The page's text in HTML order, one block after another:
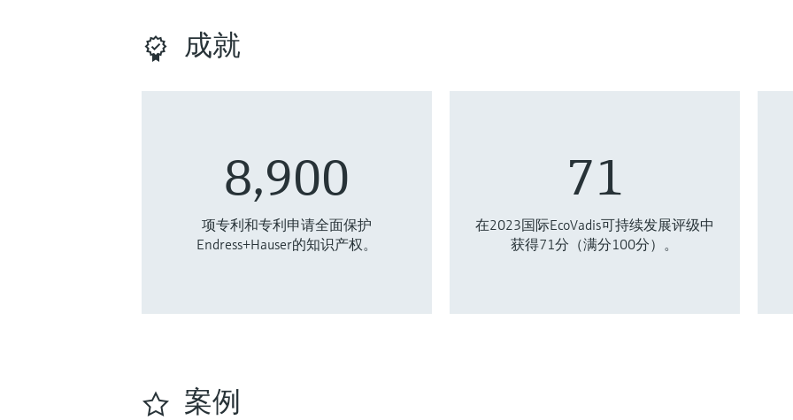
成就
8,900
项专利和专利申请全面保护
Endress+Hauser的知识产权。
71
在2023国际EcoVadis可持续发展评级中
获得71分（满分100分）。
案例